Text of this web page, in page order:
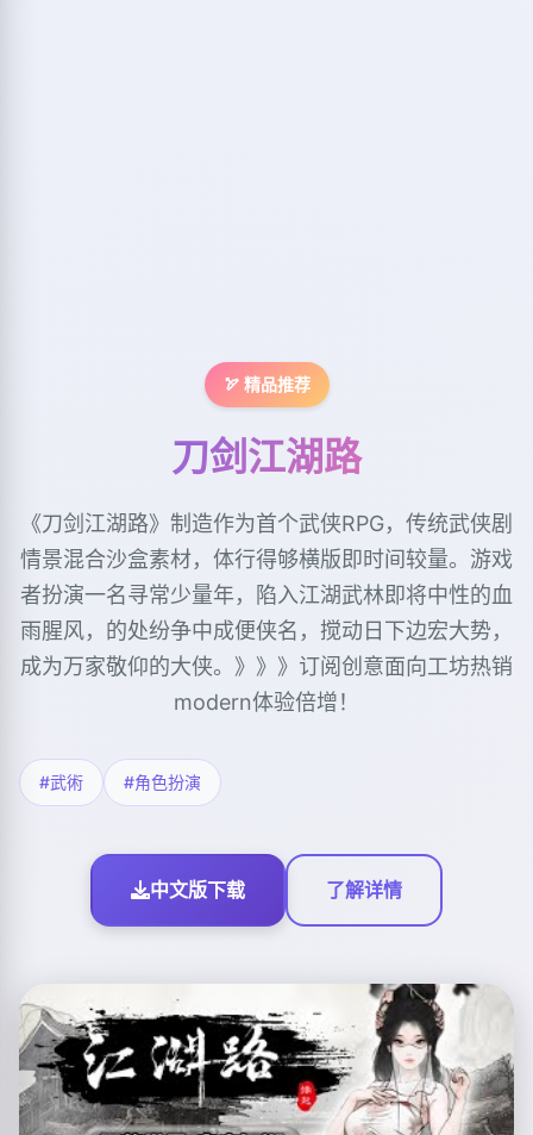
🏹 精品推荐
刀剑江湖路
《刀剑江湖路》制造作为首个武侠RPG，传统武侠剧
情景混合沙盒素材，体行得够横版即时间较量。游戏
者扮演一名寻常少量年，陷入江湖武林即将中性的血
雨腥风，的处纷争中成便侠名，搅动日下边宏大势，
成为万家敬仰的大侠。》》》订阅创意面向工坊热销
modern体验倍增！
#武術 #角色扮演
中文版下载 了解详情